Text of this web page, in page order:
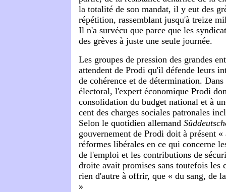
la totalité de son mandat, il y eut des
répétition, rassemblant jusqu'à treize
Il n'a survécu que parce que les
des grèves à juste une seule journée.
Les groupes de pression des grandes
attendent de Prodi qu'il défende leurs
de cohérence et de détermination.
électoral, l'expert économique Prodi
consolidation du budget national et à
cent des charges sociales patronales
Selon le quotidien allemand
gouvernement de Prodi doit à présent
réformes libérales en ce qui concerne
de l'emploi et les contributions de
droite avait promises sans toutefois les
rien d'autre à offrir, que « du sang, de
»